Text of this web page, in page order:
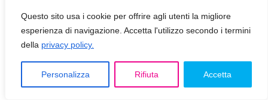
Questo sito usa i cookie per offrire agli utenti la migliore
esperienza di navigazione. Accetta l'utilizzo secondo i termini
della privacy policy.
Personalizza Rifiuta Accetta